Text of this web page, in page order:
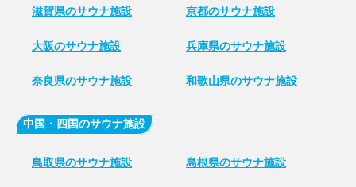
滋賀県のサウナ施設 京都のサウナ施設
大阪のサウナ施設 兵庫県のサウナ施設
奈良県のサウナ施設 和歌山県のサウナ施設
中国・四国のサウナ施設
鳥取県のサウナ施設 島根県のサウナ施設